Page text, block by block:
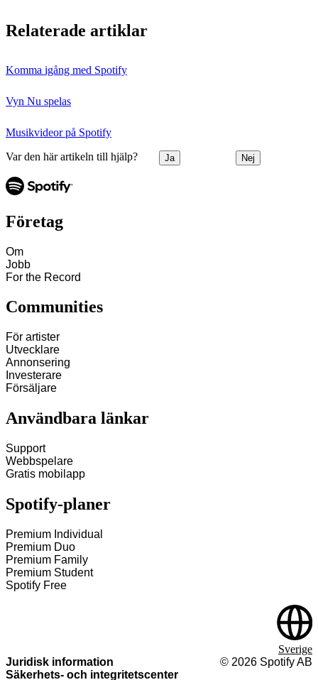
Relaterade artiklar
Komma igång med Spotify
Vyn Nu spelas
Musikvideor på Spotify
Var den här artikeln till hjälp? Ja Nej
Företag
Om
Jobb
For the Record
Communities
För artister
Utvecklare
Annonsering
Investerare
Försäljare
Användbara länkar
Support
Webbspelare
Gratis mobilapp
Spotify‑planer
Premium Individual
Premium Duo
Premium Family
Premium Student
Spotify Free
Juridisk information
Säkerhets‑ och integritetscenter
© 2026 Spotify AB
Sverige